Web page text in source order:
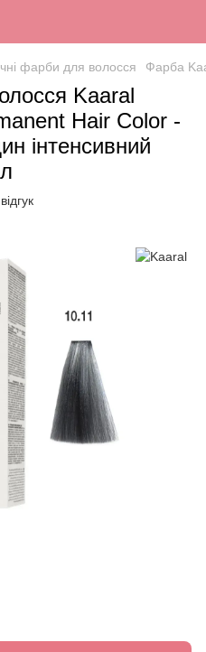
фарби для волосся Фарба
Kaaral
Hair Color -
інтенсивний